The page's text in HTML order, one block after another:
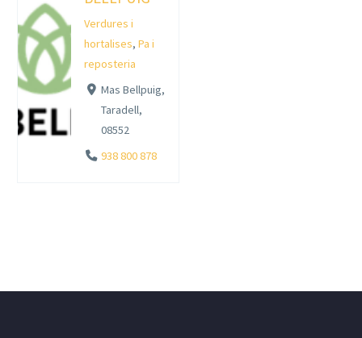
Verdures i
hortalises,Pa i
reposteria
Mas Bellpuig,
Taradell,
08552
938 800 878